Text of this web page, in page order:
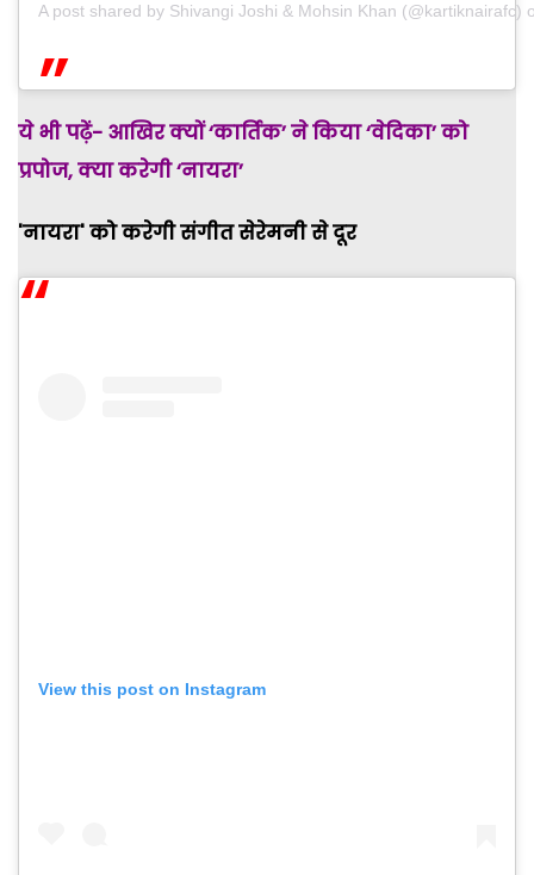
A post shared by Shivangi Joshi & Mohsin Khan (@kartiknairafc)
ये भी पढ़ें- आखिर क्यों ‘कार्तिक’ ने किया ‘वेदिका’ को
प्रपोज, क्या करेगी ‘नायरा’
'नायरा' को करेगी संगीत सेरेमनी से दूर
View this post on Instagram